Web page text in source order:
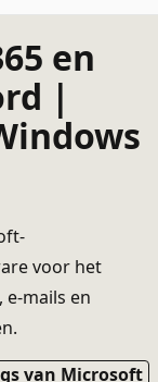
en
|
voor het
mails en
van Microsoft